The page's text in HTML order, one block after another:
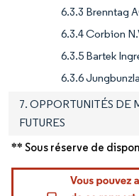
6.3.3 Brenntag
6.3.4 Corbion
6.3.5 Bartek
6.3.6
7. OPPORTUNITÉS DE
FUTURES
** Sous réserve de